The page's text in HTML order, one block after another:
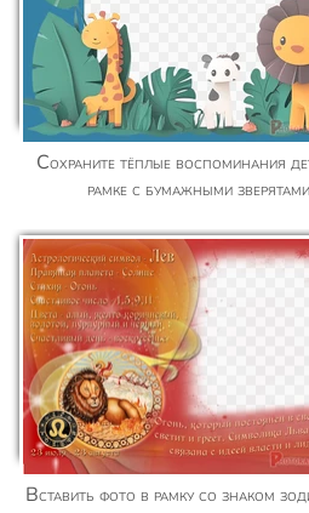
Сохраните тёплые воспоминания детства в
рамке с бумажными зверятами
Вставить фото в рамку со знаком